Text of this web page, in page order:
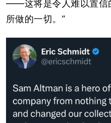
——这将是令人难以置信
所做的一切。”